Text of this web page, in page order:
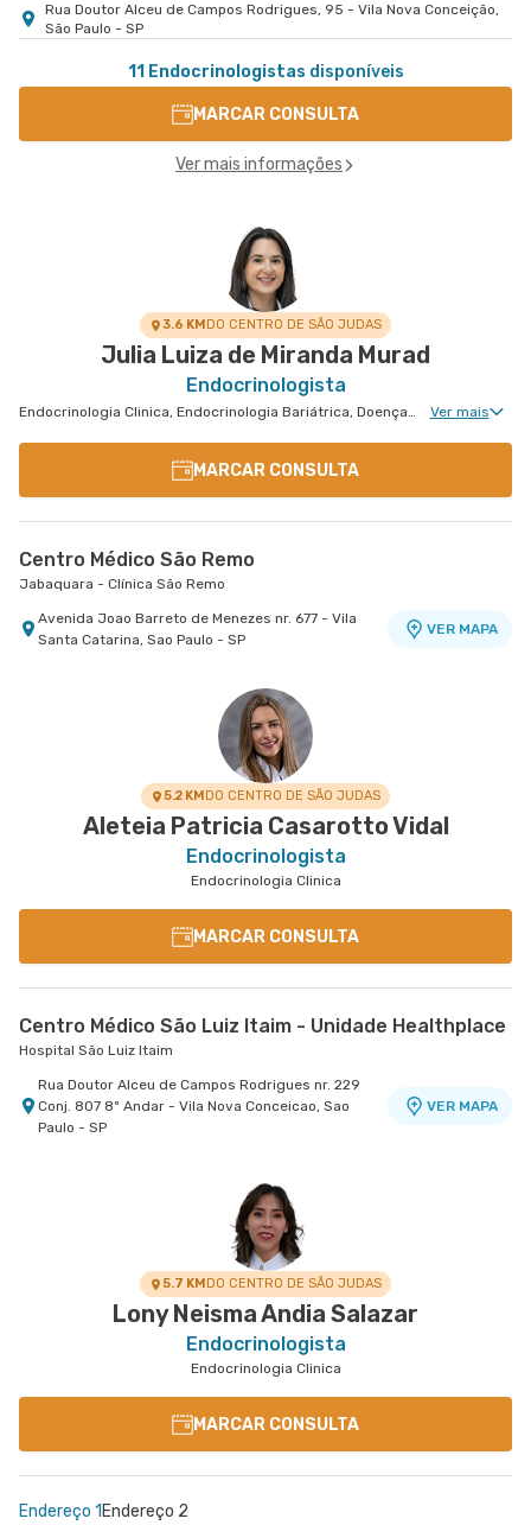
Rua Doutor Alceu de Campos Rodrigues, 95 - Vila Nova Conceição,
São Paulo - SP
11 Endocrinologistas disponíveis
MARCAR CONSULTA
Ver mais informações
3.6 KMDO CENTRO DE SÃO JUDAS
Julia Luiza de Miranda Murad
Endocrinologista
Endocrinologia Clinica, Endocrinologia Bariátrica, Doenças Osteometabólicas Ver mais
MARCAR CONSULTA
Centro Médico São Remo
Jabaquara - Clínica São Remo
Avenida Joao Barreto de Menezes nr. 677 - Vila
Santa Catarina, Sao Paulo - SP
VER MAPA
5.2 KMDO CENTRO DE SÃO JUDAS
Aleteia Patricia Casarotto Vidal
Endocrinologista
Endocrinologia Clinica
MARCAR CONSULTA
Centro Médico São Luiz Itaim - Unidade Healthplace
Hospital São Luiz Itaim
Rua Doutor Alceu de Campos Rodrigues nr. 229
Conj. 807 8º Andar - Vila Nova Conceicao, Sao
Paulo - SP
VER MAPA
5.7 KMDO CENTRO DE SÃO JUDAS
Lony Neisma Andia Salazar
Endocrinologista
Endocrinologia Clinica
MARCAR CONSULTA
Endereço 1 Endereço 2